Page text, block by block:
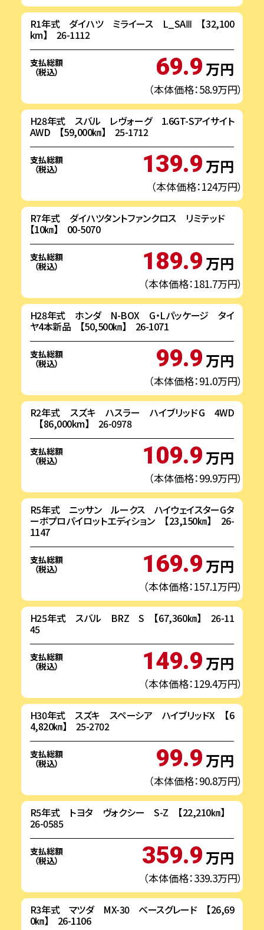
R1年式 ダイハツ ミライース L_SAⅢ 【32,100
km】 26-1112
支払総額
（税込）
69.9万円
（本体価格：58.9万円）
H28年式 スバル レヴォーグ 1.6GT-Sアイサイト
AWD 【59,000㎞】 25-1712
支払総額
（税込）
139.9万円
（本体価格：124万円）
R7年式 ダイハツタントファンクロス リミテッド
【10㎞】 00-5070
支払総額
（税込）
189.9万円
（本体価格：181.7万円）
H28年式 ホンダ N-BOX G・Lパッケージ タイ
ヤ4本新品 【50,500㎞】 26-1071
支払総額
（税込）
99.9万円
（本体価格：91.0万円）
R2年式 スズキ ハスラー ハイブリッドG 4WD
【86,000km】 26-0978
支払総額
（税込）
109.9万円
（本体価格：99.9万円）
R5年式 ニッサン ルークス ハイウェイスターGタ
ーボプロパイロットエディション 【23,150㎞】 26-
1147
支払総額
（税込）
169.9万円
（本体価格：157.1万円）
H25年式 スバル BRZ S 【67,360㎞】 26-11
45
支払総額
（税込）
149.9万円
（本体価格：129.4万円）
H30年式 スズキ スペーシア ハイブリッドX 【6
4,820㎞】 25-2702
支払総額
（税込）
99.9万円
（本体価格：90.8万円）
R5年式 トヨタ ヴォクシー S-Z 【22,210㎞】
26-0585
支払総額
（税込）
359.9万円
（本体価格：339.3万円）
R3年式 マツダ MX-30 ベースグレード 【26,69
0㎞】 26-1106